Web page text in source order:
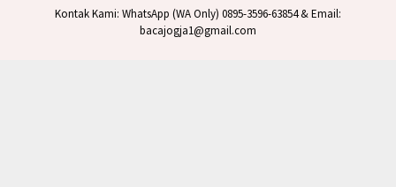
Kontak Kami: WhatsApp (WA Only) 0895-3596-63854 & Email:
bacajogja1@gmail.com